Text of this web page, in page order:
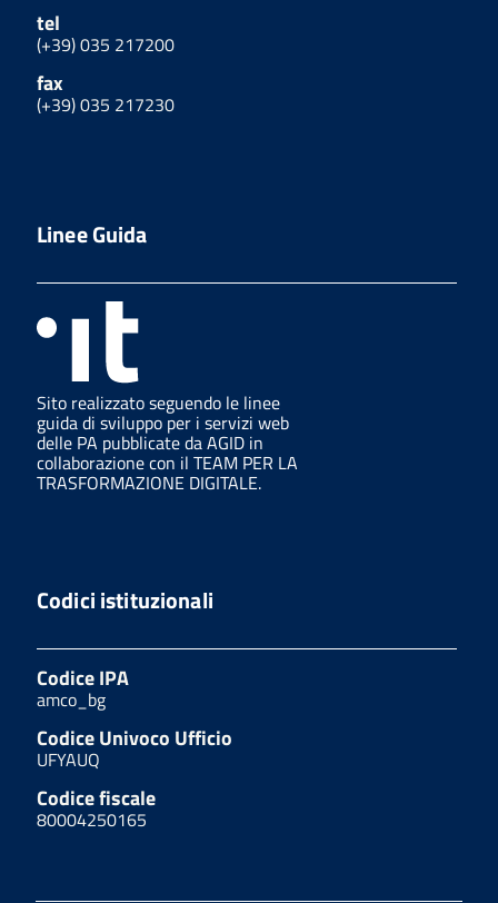
tel
(+39) 035 217200
fax
(+39) 035 217230
Linee Guida
Sito realizzato seguendo le linee
guida di sviluppo per i servizi web
delle PA pubblicate da AGID in
collaborazione con il TEAM PER LA
TRASFORMAZIONE DIGITALE.
Codici istituzionali
Codice IPA
amco_bg
Codice Univoco Ufficio
UFYAUQ
Codice fiscale
80004250165